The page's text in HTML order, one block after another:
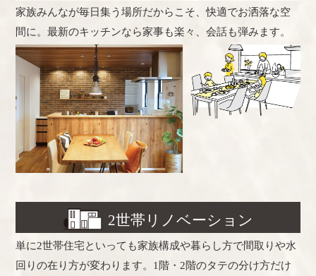
家族みんなが毎日集う場所だからこそ、快適でお洒落な空
間に。最新のキッチンなら家事も楽々、会話も弾みます。
2世帯リノベーション
単に2世帯住宅といっても家族構成や暮らし方で間取りや水
回りの在り方が変わります。1階・2階のタテの分け方だけ